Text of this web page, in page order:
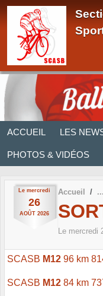
ACCUEIL LES
PHOTOS & VIDÉOS
Le mercredi
26
AOÛT 2026
Accueil
Le mercredi
SCASB M12 96 km
SCASB M12 84 km
Panneau de gestion des